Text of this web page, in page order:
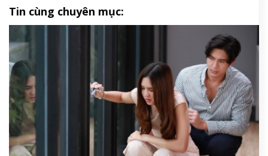
Tin cùng chuyên mục: